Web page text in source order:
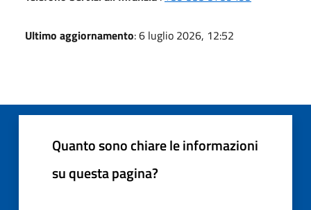
Ultimo aggiornamento: 6 luglio 2026, 12:52
Quanto sono chiare le informazioni
su questa pagina?